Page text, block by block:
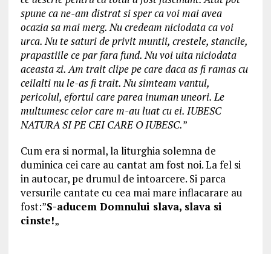
spune ca ne-am distrat si sper ca voi mai avea
ocazia sa mai merg. Nu credeam niciodata ca voi
urca. Nu te saturi de privit muntii, crestele, stancile,
prapastiile ce par fara fund. Nu voi uita niciodata
aceasta zi. Am trait clipe pe care daca as fi ramas cu
ceilalti nu le-as fi trait. Nu simteam vantul,
pericolul, efortul care parea inuman uneori. Le
multumesc celor care m-au luat cu ei. IUBESC
NATURA SI PE CEI CARE O IUBESC.”
Cum era si normal, la liturghia solemna de
duminica cei care au cantat am fost noi. La fel si
in autocar, pe drumul de intoarcere. Si parca
versurile cantate cu cea mai mare inflacarare au
fost:”S-aducem Domnului slava, slava si
cinste!„